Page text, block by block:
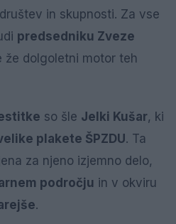
in skupnosti. Za vse
predsedniku Zveze
že dolgoletni motor teh
so šle Jelki Kušar, ki
plakete ŠPZDU. Ta
za njeno izjemno delo,
področju in v okviru
.